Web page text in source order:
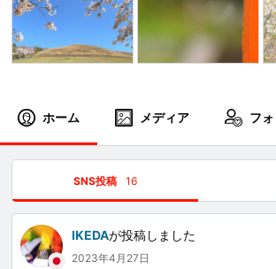
ホーム メディア フ
SNS投稿 16
IKEDAが投稿しました
2023年4月27日